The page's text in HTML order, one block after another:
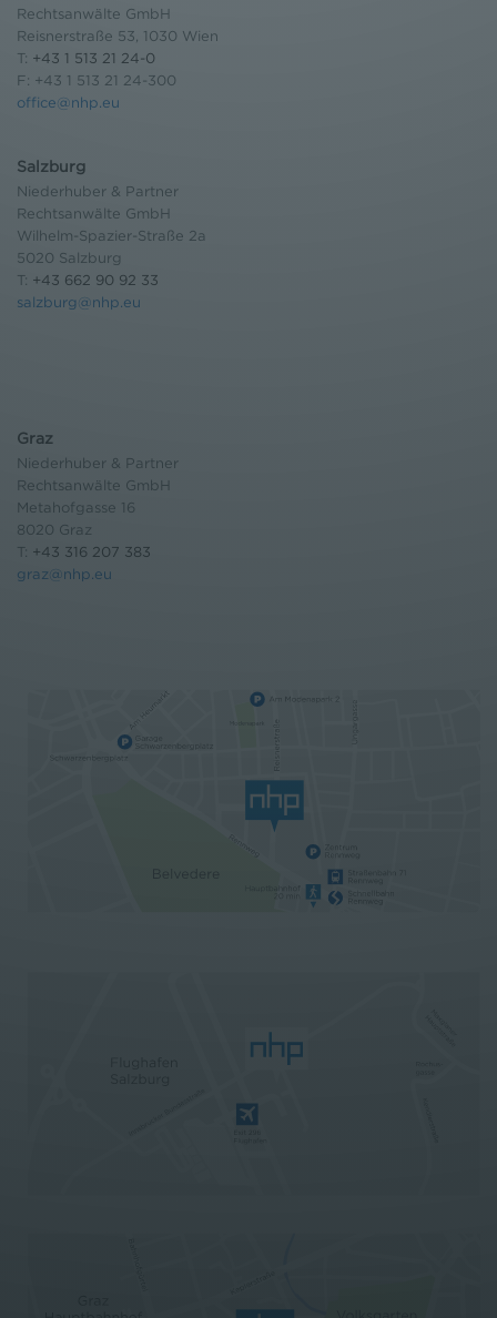
Rechtsanwälte GmbH
Reisnerstraße 53, 1030 Wien
T: +43 1 513 21 24-0
F: +43 1 513 21 24-300
office@nhp.eu
Salzburg
Niederhuber & Partner
Rechtsanwälte GmbH
Wilhelm-Spazier-Straße 2a
5020 Salzburg
T: +43 662 90 92 33
salzburg@nhp.eu
Graz
Niederhuber & Partner
Rechtsanwälte GmbH
Metahofgasse 16
8020 Graz
T: +43 316 207 383
graz@nhp.eu